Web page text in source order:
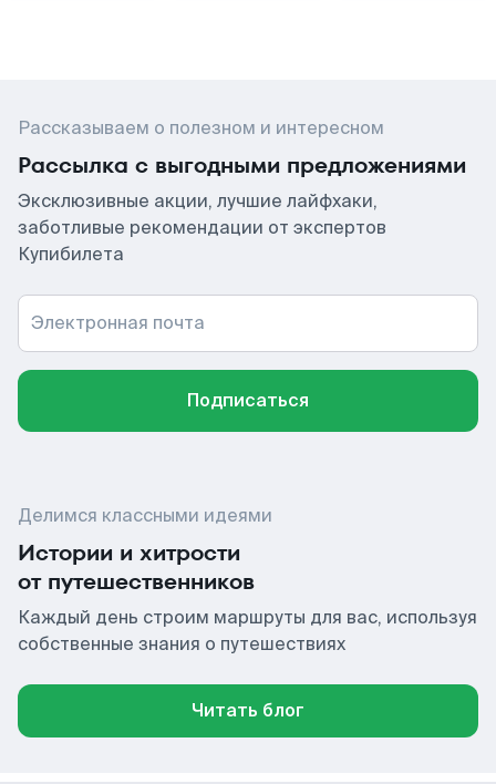
Рассказываем о полезном и интересном
Рассылка с выгодными предложениями
Эксклюзивные акции, лучшие лайфхаки,
заботливые рекомендации от экспертов
Купибилета
Электронная почта
Подписаться
Делимся классными идеями
Истории и хитрости
от путешественников
Каждый день строим маршруты для вас, используя
собственные знания о путешествиях
Читать блог